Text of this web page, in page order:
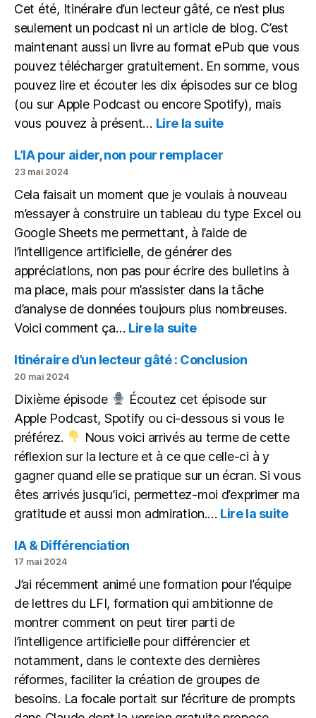
sous
forme
de
vidéo
Cet été, Itinéraire d’un lecteur gâté, ce n’est plus
seulement un podcast ni un article de blog. C’est
maintenant aussi un livre au format ePub que vous
pouvez télécharger gratuitement. En somme, vous
pouvez lire et écouter les dix épisodes sur ce blog
(ou sur Apple Podcast ou encore Spotify), mais
vous pouvez à présent… Lire la suite:
articles,
un
ePub
L’IA pour aider, non pour remplacer
23 mai 2024
Cela faisait un moment que je voulais à nouveau
m’essayer à construire un tableau du type Excel ou
Google Sheets me permettant, à l’aide de
l’intelligence artificielle, de générer des
appréciations, non pas pour écrire des bulletins à
ma place, mais pour m’assister dans la tâche
d’analyse de données toujours plus nombreuses.
Voici comment ça… Lire la suite:
pour
pour
remplacer
Itinéraire d’un lecteur gâté : Conclusion
20 mai 2024
Dixième épisode
Écoutez cet épisode sur
Apple Podcast, Spotify ou ci-dessous si vous le
préférez.
Nous voici arrivés au terme de cette
réflexion sur la lecture et à ce que celle-ci à y
gagner quand elle se pratique sur un écran. Si vous
êtes arrivés jusqu’ici, permettez-moi d’exprimer ma
gratitude et aussi mon admiration.… Lire la suite:
IA & Différenciation
17 mai 2024
J’ai récemment animé une formation pour l’équipe
de lettres du LFI, formation qui ambitionne de
montrer comment on peut tirer parti de
l’intelligence artificielle pour différencier et
notamment, dans le contexte des dernières
réformes, faciliter la création de groupes de
besoins. La focale portait sur l’écriture de prompts